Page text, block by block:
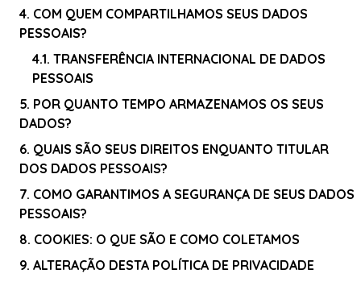
4. COM QUEM COMPARTILHAMOS SEUS DADOS
PESSOAIS?
4.1. TRANSFERÊNCIA INTERNACIONAL DE DADOS
PESSOAIS
5. POR QUANTO TEMPO ARMAZENAMOS OS SEUS
DADOS?
6. QUAIS SÃO SEUS DIREITOS ENQUANTO TITULAR
DOS DADOS PESSOAIS?
7. COMO GARANTIMOS A SEGURANÇA DE SEUS DADOS
PESSOAIS?
8. COOKIES: O QUE SÃO E COMO COLETAMOS
9. ALTERAÇÃO DESTA POLÍTICA DE PRIVACIDADE